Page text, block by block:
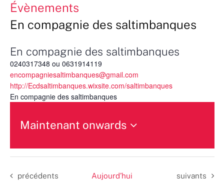
Évènements
En compagnie des saltimbanques
En compagnie des saltimbanques
0240317348 ou 0631914119
encompagniesaltimbanques@gmail.com
http://Ecdsaltimbanques.wixsite.com/saltimbanques
En compagnie des saltimbanques
Maintenant onwards
une
date.
Évènements
précédents Aujourd’hui Évènements
suivants